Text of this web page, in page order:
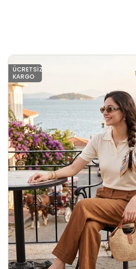
ÜCRETSIZ
KARGO